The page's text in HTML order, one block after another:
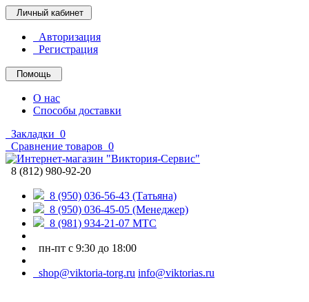
Личный кабинет
Авторизация
Регистрация
Помощь
О нас
Способы доставки
Закладки 0
Сравнение товаров 0
8 (812) 980-92-20
8 (950) 036-56-43 (Татьяна)
8 (950) 036-45-05 (Менеджер)
8 (981) 934-21-07 МТС
пн-пт с 9:30 до 18:00
shop@viktoria-torg.ru info@viktorias.ru